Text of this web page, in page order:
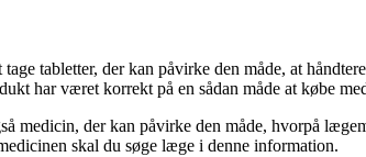
tabletter, der kan påvirke den måde, at
har været korrekt på en sådan måde at købe
medicin, der kan påvirke den måde, hvorpå
skal du søge læge i denne information.